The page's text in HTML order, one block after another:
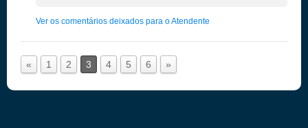
Ver os comentários deixados para o Atendente
« 1 2 3 4 5 6 »